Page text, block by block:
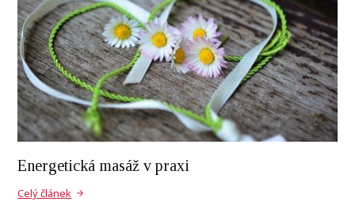
Energetická masáž v praxi
Celý článek